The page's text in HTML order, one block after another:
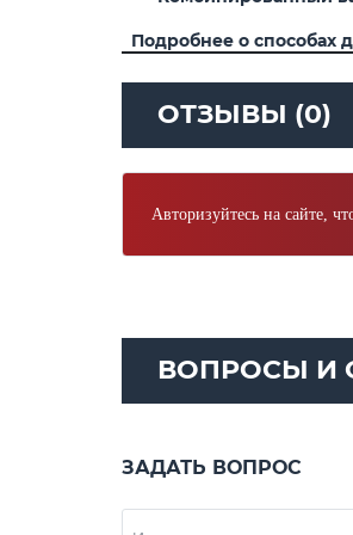
Подробнее о способах
ОТЗЫВЫ (0)
Авторизуйтесь на сайте,
ВОПРОСЫ И
ЗАДАТЬ ВОПРОС